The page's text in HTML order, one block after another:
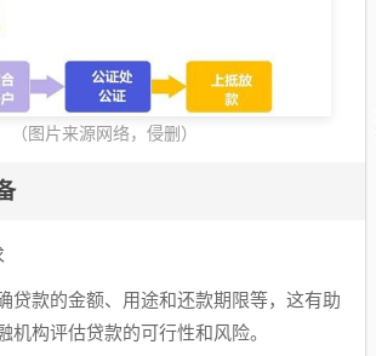
（图片来源网络，侵删）
贷款的金额、用途和还款期限等，这有助
机构评估贷款的可行性和风险。